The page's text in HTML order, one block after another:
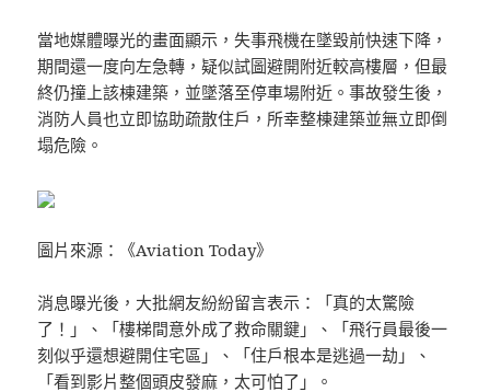
當地媒體曝光的畫面顯示，失事飛機在墜毀前快速下降，
期間還一度向左急轉，疑似試圖避開附近較高樓層，但最
終仍撞上該棟建築，並墜落至停車場附近。事故發生後，
消防人員也立即協助疏散住戶，所幸整棟建築並無立即倒
塌危險。
圖片來源：《Aviation Today》
消息曝光後，大批網友紛紛留言表示：「真的太驚險
了！」、「樓梯間意外成了救命關鍵」、「飛行員最後一
刻似乎還想避開住宅區」、「住戶根本是逃過一劫」、
「看到影片整個頭皮發麻，太可怕了」。